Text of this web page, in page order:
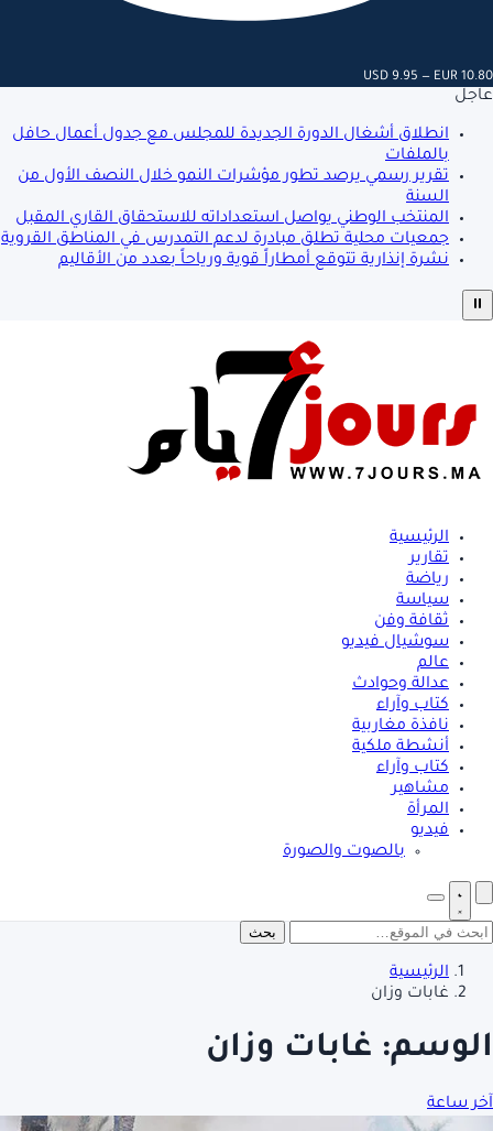
USD 9.95 — EUR 10.80
عاجل
انطلاق أشغال الدورة الجديدة للمجلس مع جدول أعمال حافل
بالملفات
تقرير رسمي يرصد تطور مؤشرات النمو خلال النصف الأول من
السنة
المنتخب الوطني يواصل استعداداته للاستحقاق القاري المقبل
جمعيات محلية تطلق مبادرة لدعم التمدرس في المناطق القروية
نشرة إنذارية تتوقع أمطاراً قوية ورياحاً بعدد من الأقاليم
⏸
الرئيسية
تقارير
رياضة
سياسة
ثقافة وفن
سوشيال فيديو
عالم
عدالة وحوادث
كتاب وآراء
نافذة مغاربية
أنشطة ملكية
كتاب وآراء
مشاهير
المرأة
فيديو
بالصوت والصورة
بحث
الرئيسية
غابات وزان
الوسم: غابات وزان
آخر ساعة